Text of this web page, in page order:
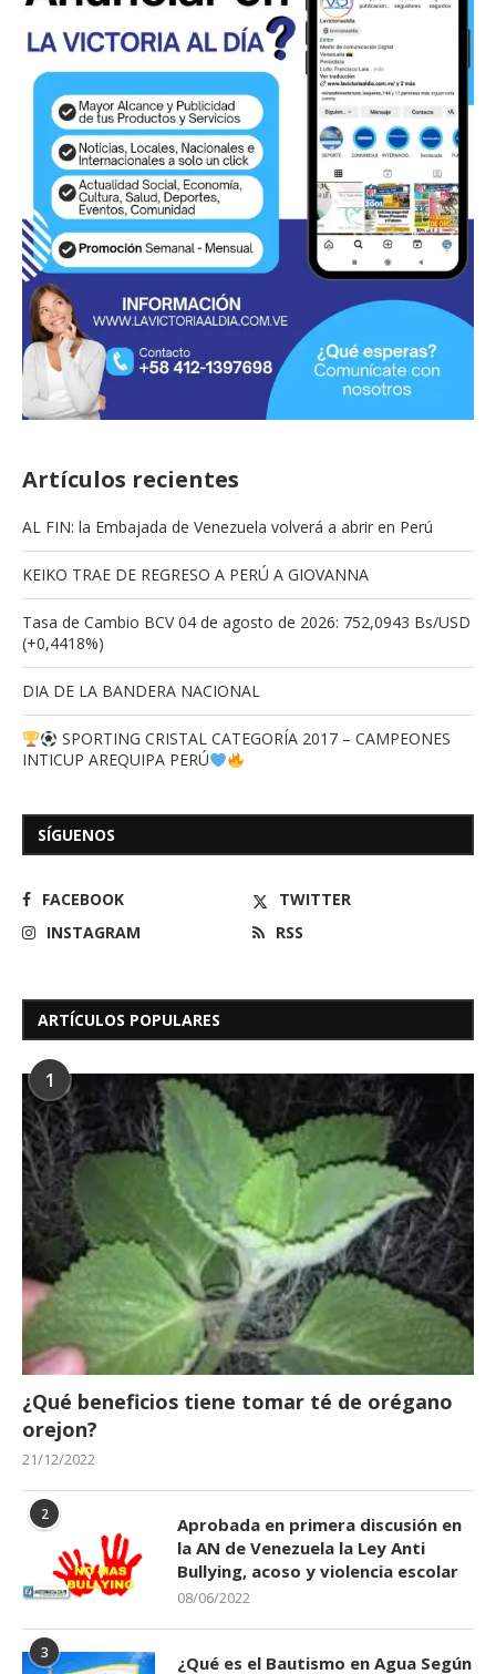
Artículos recientes
AL FIN: la Embajada de Venezuela volverá a abrir en Perú
KEIKO TRAE DE REGRESO A PERÚ A GIOVANNA
Tasa de Cambio BCV 04 de agosto de 2026: 752,0943 Bs/USD
(+0,4418%)
DIA DE LA BANDERA NACIONAL
SPORTING CRISTAL CATEGORÍA 2017 – CAMPEONES
INTICUP AREQUIPA PERÚ
SÍGUENOS
FACEBOOK
TWITTER
INSTAGRAM
RSS
ARTÍCULOS POPULARES
1
¿Qué beneficios tiene tomar té de orégano
orejon?
21/12/2022
2
Aprobada en primera discusión en
la AN de Venezuela la Ley Anti
Bullying, acoso y violencia escolar
08/06/2022
3 ¿Qué es el Bautismo en Agua Según